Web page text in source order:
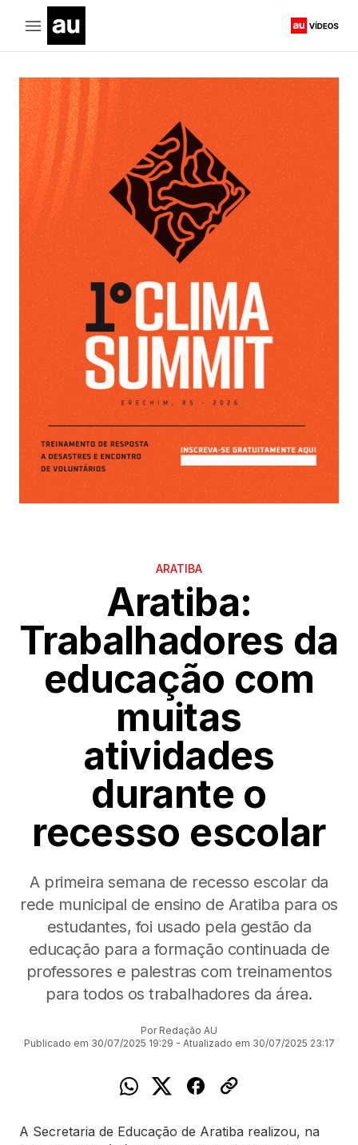
ARATIBA
Aratiba:
Trabalhadores da
educação com
muitas
atividades
durante o
recesso escolar
A primeira semana de recesso escolar da
rede municipal de ensino de Aratiba para os
estudantes, foi usado pela gestão da
educação para a formação continuada de
professores e palestras com treinamentos
para todos os trabalhadores da área.
Por Redação AU
Publicado em 30/07/2025 19:29 - Atualizado em 30/07/2025 23:17
A Secretaria de Educação de Aratiba realizou, na